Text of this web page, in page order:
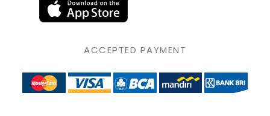
ACCEPTED PAYMENT